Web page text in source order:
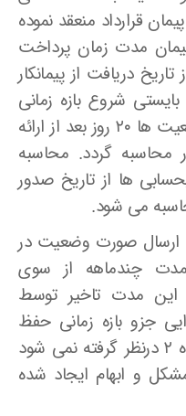
قرارداد منعقد نموده
پیمان مدت زمان پرداخت
حداکثر ۲۰ روز از تاریخ دریافت از پیمانکار
شروع بازه زمانی
قدرت خرید در مورد صورت وضعیت ها ۲۰ روز بعد از ارائه
گردد. محاسبه
ها از تاریخ صدور
می شود.
و ارسال صورت وضعیت در
مدت چندماهه از سوی
این مدت تاخیر توسط
جزو بازه زمانی حفظ
قدرت خرید علیرغم تبصره ۱ ماده ۲ درنظر گرفته نمی شود
و ابهام ایجاد شده